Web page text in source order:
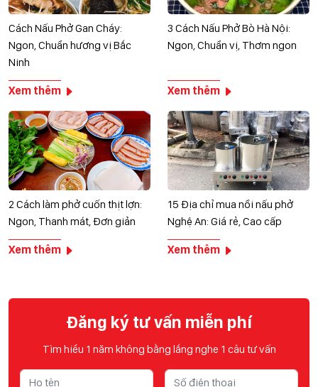
Cách Nấu Phở Gan Cháy:
Ngon, Chuẩn hương vị Bắc
Ninh
Xem thêm
3 Cách Nấu Phở Bò Hà Nội:
Ngon, Chuẩn vị, Thơm ngon
Xem thêm
2 Cách làm phở cuốn thịt lợn:
Ngon, Thanh mát, Đơn giản
Xem thêm
15 Địa chỉ mua nồi nấu phở
Nghệ An: Giá rẻ, Cao cấp
Xem thêm
Đăng ký tư vấn miễn phí
Tìm hiểu 1 năm không bằng lắng nghe 1 câu tư vấn